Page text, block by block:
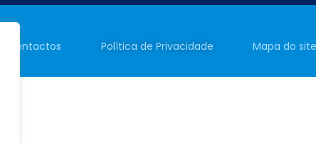
Contactos Política de Privacidade Mapa do site